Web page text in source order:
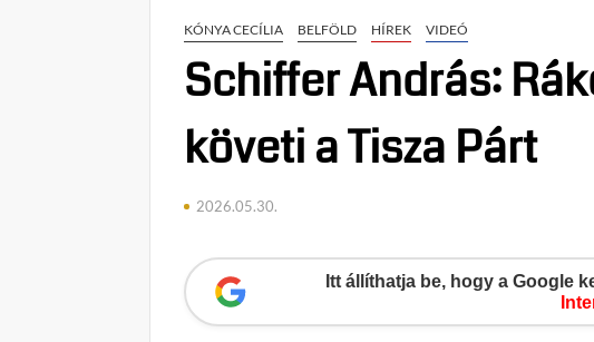
KÓNYA CECÍLIA BELFÖLD HÍREK VIDEÓ
Schiffer András:
követi a Tisza Párt
2026.05.30.
Itt állíthatja be, hogy a Google